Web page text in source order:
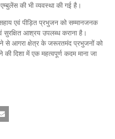
की भी व्यवस्था की गई है।
एवं पीड़ित प्रभुजन को सम्मानजनक
आश्रय उपलब्ध कराना है।
से आगरा क्षेत्र के जरूरतमंद प्रभुजनों को
की दिशा में एक महत्वपूर्ण कदम माना जा